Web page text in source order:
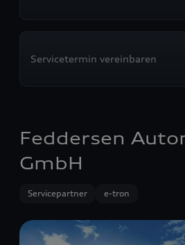
Servicetermin vereinbaren
Feddersen
GmbH
Servicepartner e-tron